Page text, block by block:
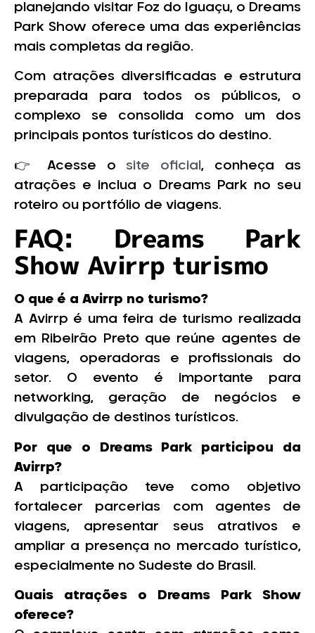
planejando visitar Foz do Iguaçu, o Dreams
Park Show oferece uma das experiências
mais completas da região.
Com atrações diversificadas e estrutura
preparada para todos os públicos, o
complexo se consolida como um dos
principais pontos turísticos do destino.
👉 Acesse o site oficial, conheça as
atrações e inclua o Dreams Park no seu
roteiro ou portfólio de viagens.
FAQ: Dreams Park
Show Avirrp turismo
O que é a Avirrp no turismo?
A Avirrp é uma feira de turismo realizada
em Ribeirão Preto que reúne agentes de
viagens, operadoras e profissionais do
setor. O evento é importante para
networking, geração de negócios e
divulgação de destinos turísticos.
Por que o Dreams Park participou da
Avirrp?
A participação teve como objetivo
fortalecer parcerias com agentes de
viagens, apresentar seus atrativos e
ampliar a presença no mercado turístico,
especialmente no Sudeste do Brasil.
Quais atrações o Dreams Park Show
oferece?